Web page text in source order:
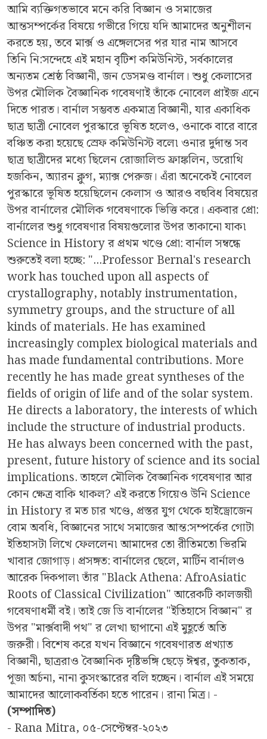
আমি ব্যক্তিগতভাবে মনে করি বিজ্ঞান ও সমাজের
আন্তসম্পর্কের বিষয়ে গভীরে গিয়ে যদি আমাদের অনুশীলন
করতে হয়, তবে মার্ক্স ও এঙ্গেলসের পর যার নাম আসবে
তিনি নি:সন্দেহে এই মহান বৃটিশ কমিউনিস্ট, সর্বকালের
অন্যতম শ্রেষ্ঠ বিজ্ঞানী, জন ডেসমণ্ড বার্নাল। শুধু কেলাসের
উপর মৌলিক বৈজ্ঞানিক গবেষণাই তাঁকে নোবেল প্রাইজ এনে
দিতে পারত। বার্নাল সম্ভবত একমাত্র বিজ্ঞানী, যার একাধিক
ছাত্র ছাত্রী নোবেল পুরস্কারে ভূষিত হলেও, ওনাকে বারে বারে
বঞ্চিত করা হয়েছে স্রেফ কমিউনিস্ট বলে৷ ওনার দুর্দান্ত সব
ছাত্র ছাত্রীদের মধ্যে ছিলেন রোজালিন্ড ফ্রাঙ্কলিন, ডরোথি
হজকিন, অ্যারন ক্লুগ, ম্যাক্স পেরুজ। এঁরা অনেকেই নোবেল
পুরস্কারে ভূষিত হয়েছিলেন কেলাস ও আরও বহুবিধ বিষয়ের
উপর বার্নালের মৌলিক গবেষণাকে ভিত্তি করে। একবার প্রো:
বার্নালের শুধু গবেষণার বিষয়গুলোর উপর তাকানো যাক৷
Science in History র প্রথম খণ্ডে প্রো: বার্নাল সম্বন্ধে
শুরুতেই বলা হচ্ছে: "...Professor Bernal's research
work has touched upon all aspects of
crystallography, notably instrumentation,
symmetry groups, and the structure of all
kinds of materials. He has examined
increasingly complex biological materials and
has made fundamental contributions. More
recently he has made great syntheses of the
fields of origin of life and of the solar system.
He directs a laboratory, the interests of which
include the structure of industrial products.
He has always been concerned with the past,
present, future history of science and its social
implications. তাহলে মৌলিক বৈজ্ঞানিক গবেষণার আর
কোন ক্ষেত্র বাকি থাকল? এই করতে গিয়েও উনি Science
in History র মত চার খণ্ডে, প্রস্তর যুগ থেকে হাইড্রোজেন
বোম অবধি, বিজ্ঞানের সাথে সমাজের আন্ত:সম্পর্কের গোটা
ইতিহাসটা লিখে ফেললেন৷ আমাদের তো রীতিমতো ভিরমি
খাবার জোগাড়। প্রসঙ্গত: বার্নালের ছেলে, মার্টিন বার্নালও
আরেক দিকপাল৷ তাঁর "Black Athena: AfroAsiatic
Roots of Classical Civilization" আরেকটি কালজয়ী
গবেষণাধর্মী বই। তাই জে ডি বার্নালের "ইতিহাসে বিজ্ঞান" র
উপর "মার্ক্সবাদী পথ" র লেখা ছাপানো এই মুহূর্তে অতি
জরুরী। বিশেষ করে যখন বিজ্ঞানে গবেষণারত প্রখ্যাত
বিজ্ঞানী, ছাত্ররাও বৈজ্ঞানিক দৃষ্টিভঙ্গি ছেড়ে ঈশ্বর, তুকতাক,
পূজা অর্চনা, নানা কুসংস্কারের বলি হচ্ছেন। বার্নাল এই সময়ে
আমাদের আলোকবর্তিকা হতে পারেন। রানা মিত্র। -
(সম্পাদিত)
- Rana Mitra, ০৫-সেপ্টেম্বর-২০২৩